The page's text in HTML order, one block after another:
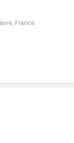
France